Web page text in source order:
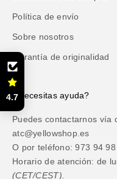
Política de envío
Sobre nosotros
Garantía de originalidad
¿Necesitas ayuda?
Puedes contactarnos vía
atc@yellowshop.es
O por teléfono: 973 94 98
Horario de atención: de
(CET/CEST).
4.7